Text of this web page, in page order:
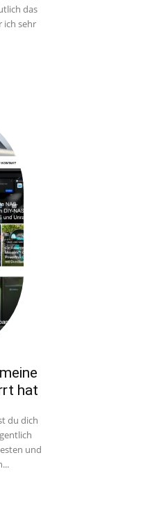
das
hat
du dich
und